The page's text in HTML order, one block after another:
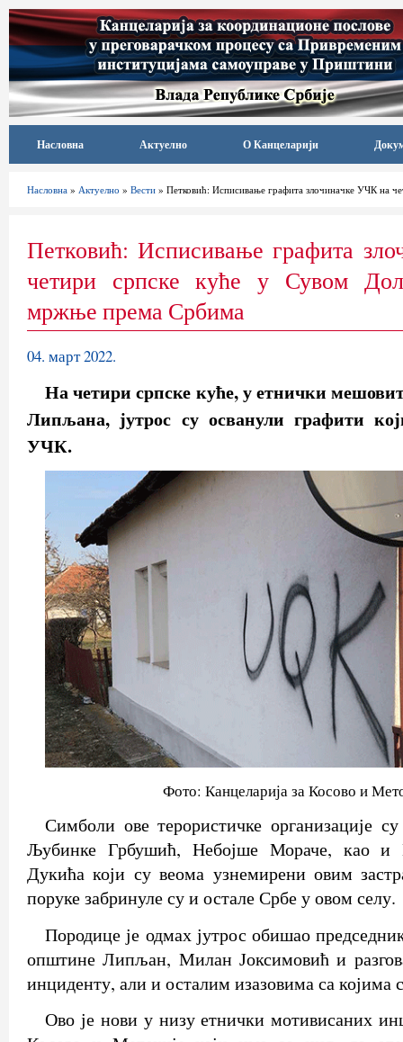
Насловна Актуелно О Канцеларији
Насловна » Актуелно » Вести » Петковић: Исписивање графита злочиначке УЧК на
Петковић: Исписивање графита
четири српске куће у Сувом
мржње према Србима
04. март 2022.
На четири српске куће, у етнички
Липљана, јутрос су осванули графити
УЧК.
Фото: Канцеларија за Косово и
Симболи ове терористичке организације
Љубинке Грбушић, Небојше Мораче, као
Дукића који су веома узнемирени овим
поруке забринуле су и остале Србе у овом селу.
Породице је одмах јутрос обишао
општине Липљан, Милан Јоксимовић и
инциденту, али и осталим изазовима са којима
Ово је нови у низу етнички мотивисаних